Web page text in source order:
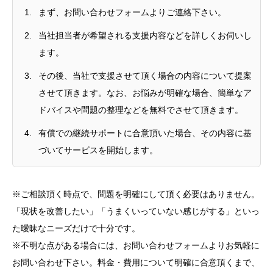
まず、お問い合わせフォームよりご連絡下さい。
当社担当者が希望される支援内容などを詳しくお伺いし
ます。
その後、当社で支援させて頂く場合の内容について提案
させて頂きます。なお、お悩みが明確な場合、簡単なア
ドバイスや問題の整理などを無料でさせて頂きます。
有償での継続サポートに合意頂いた場合、その内容に基
づいてサービスを開始します。
※ご相談頂く時点で、問題を明確にして頂く必要はありません。
「現状を改善したい」「うまくいっていない感じがする」といっ
た曖昧なニーズだけで十分です。
※不明な点がある場合には、お問い合わせフォームよりお気軽に
お問い合わせ下さい。料金・費用について明確に合意頂くまで、